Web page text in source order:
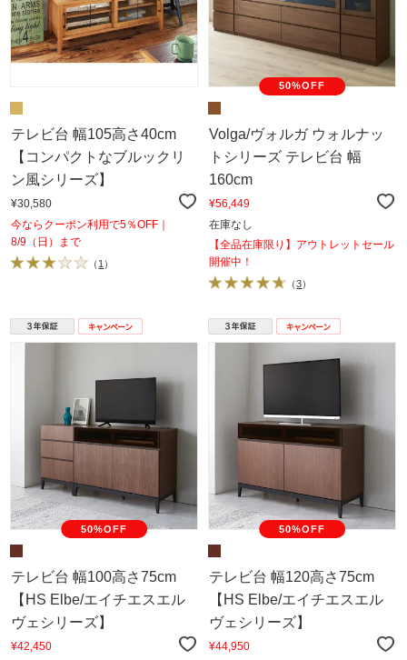
テレビ台 幅105高さ40cm
【コンパクトなブルックリ
ン風シリーズ】
¥30,580
今ならクーポン利用で5％OFF｜
8/9（日）まで
（ 1 ）
50%OFF
Volga/ヴォルガ ウォルナッ
トシリーズ テレビ台 幅
160cm
¥56,449
在庫なし
【全品在庫限り】アウトレットセール
開催中！
（3）
50%OFF
テレビ台 幅100高さ75cm
【HS Elbe/エイチエスエル
ヴェシリーズ】
¥42,450
50%OFF
テレビ台 幅120高さ75cm
【HS Elbe/エイチエスエル
ヴェシリーズ】
¥44,950